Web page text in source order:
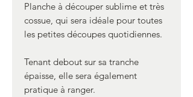
Planche à découper sublime et très
cossue, qui sera idéale pour toutes
les petites découpes quotidiennes.
Tenant debout sur sa tranche
épaisse, elle sera également
pratique à ranger.